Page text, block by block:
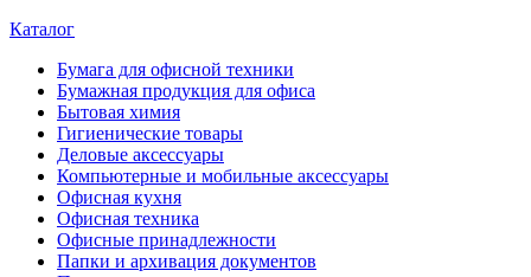
Каталог
Бумага для офисной техники
Бумажная продукция для офиса
Бытовая химия
Гигиенические товары
Деловые аксессуары
Компьютерные и мобильные аксессуары
Офисная кухня
Офисная техника
Офисные принадлежности
Папки и архивация документов